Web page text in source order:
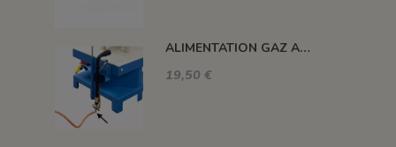
ALIMENTATION GAZ A 90°C
19,50 €